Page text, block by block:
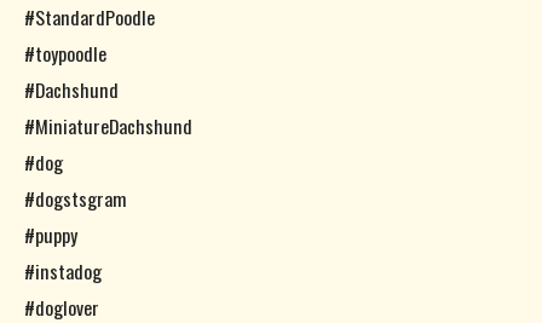
#StandardPoodle
#toypoodle
#Dachshund
#MiniatureDachshund
#dog
#dogstsgram
#puppy
#instadog
#doglover